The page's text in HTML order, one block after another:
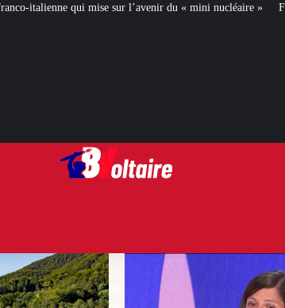
du « mini nucléaire » Face aux critiques, Éléonore